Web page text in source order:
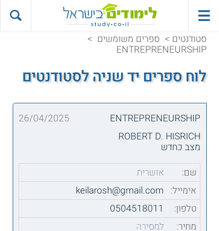
סטודנטים > ספרים משומשים >
ENTREPRENEURSHIP
לוח ספרים יד שניה לסטודנטים
ENTREPRENEURSHIP
26/04/2025
ROBERT D. HISRICH
מצב כחדש
שם:
אושרית
אימייל: keilarosh@gmail.com
טלפון:
0504518011
מחיר:
למסירה